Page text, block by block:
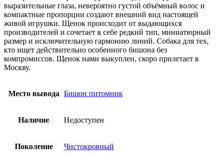
выразительные глаза, невероятно густой объёмный волос и
компактные пропорции создают внешний вид настоящей
живой игрушки. Щенок происходит от выдающихся
производителей и сочетает в себе редкий тип, миниатюрный
размер и исключительную гармонию линий. Собака для тех,
кто ищет действительно особенного бишона без
компромиссов. Щенок нами выкуплен, скоро прилетает в
Москву.
Место вывода Бишон питомник
Наличие Недоступен
Поколение Чистокровный